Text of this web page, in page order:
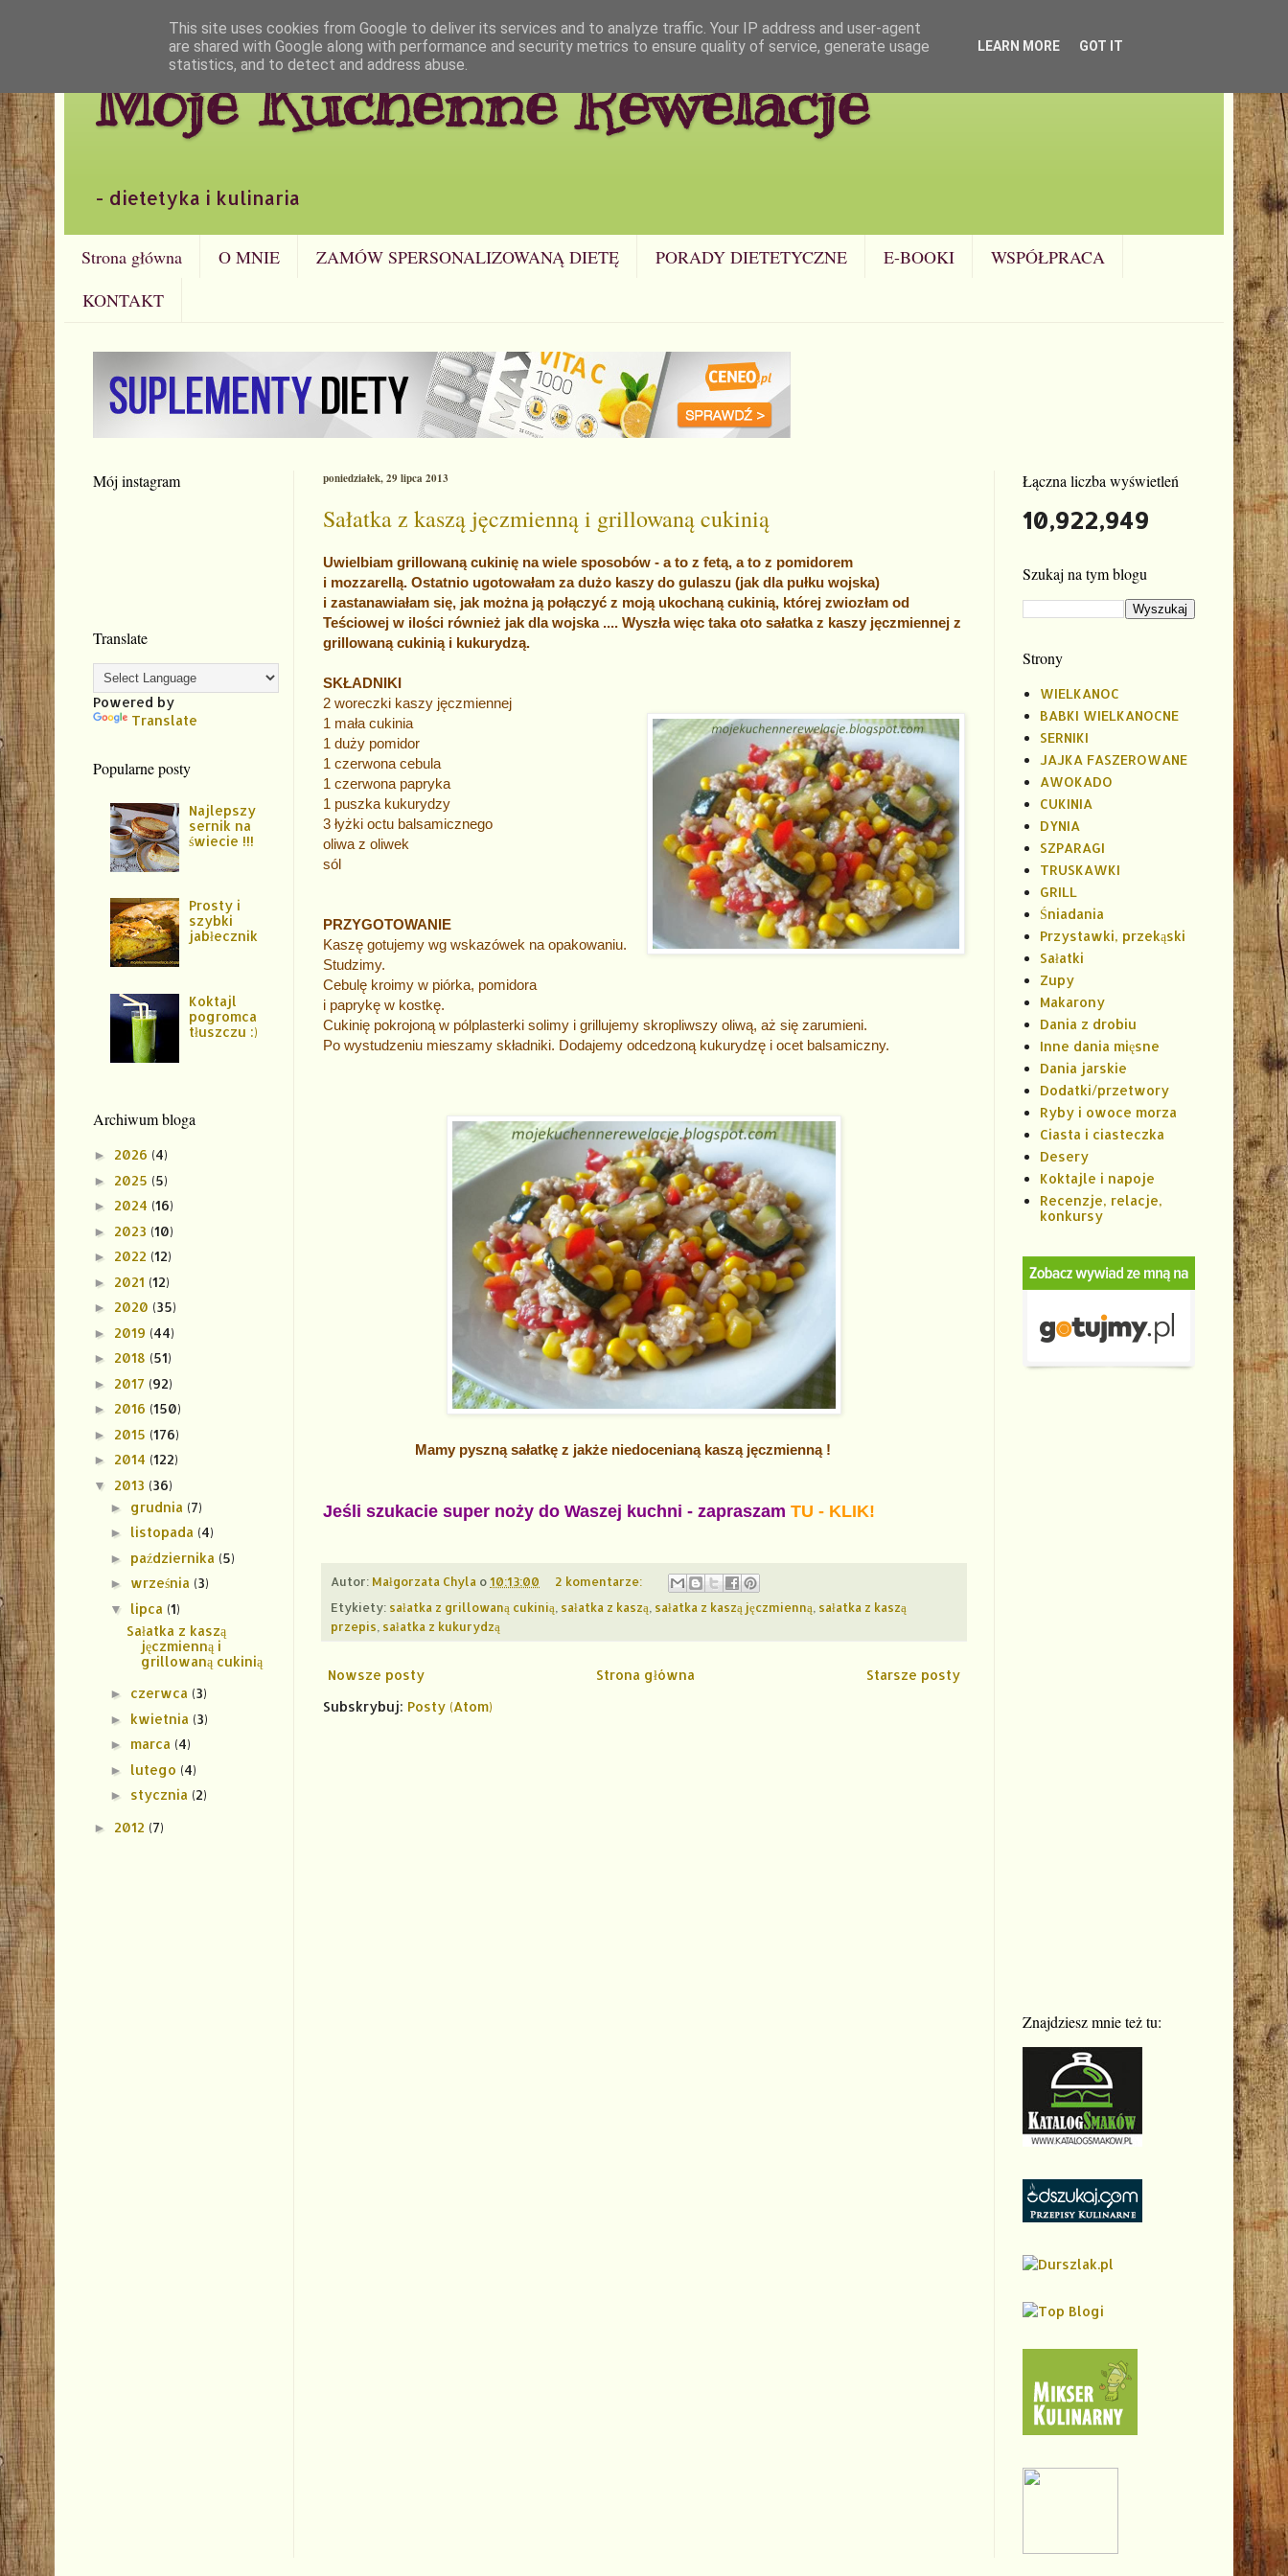
Moje Kuchenne Rewelacje
- dietetyka i kulinaria
Strona główna O MNIE ZAMÓW SPERSONALIZOWANĄ DIETĘ PORADY DIETETYCZNE E-BOOKI
WSPÓŁPRACA
KONTAKT
poniedziałek, 29 lipca 2013
Sałatka z kaszą jęczmienną i grillowaną cukinią
Uwielbiam grillowaną cukinię na wiele sposobów - a to z fetą, a to z pomidorem
i mozzarellą. Ostatnio ugotowałam za dużo kaszy do gulaszu (jak dla pułku wojska)
i zastanawiałam się, jak można ją połączyć z moją ukochaną cukinią, której zwiozłam od
Teściowej w ilości również jak dla wojska .... Wyszła więc taka oto sałatka z kaszy jęczmiennej z
grillowaną cukinią i kukurydzą.
SKŁADNIKI
2 woreczki kaszy jęczmiennej
1 mała cukinia
1 duży pomidor
1 czerwona cebula
1 czerwona papryka
1 puszka kukurydzy
3 łyżki octu balsamicznego
oliwa z oliwek
sól
PRZYGOTOWANIE
Kaszę gotujemy wg wskazówek na opakowaniu.
Studzimy.
Cebulę kroimy w piórka, pomidora
i paprykę w kostkę.
Cukinię pokrojoną w pólplasterki solimy i grillujemy skropliwszy oliwą, aż się zarumieni.
Po wystudzeniu mieszamy składniki. Dodajemy odcedzoną kukurydzę i ocet balsamiczny.
Mamy pyszną sałatkę z jakże niedocenianą kaszą jęczmienną !
Jeśli szukacie super noży do Waszej kuchni - zapraszam TU - KLIK!
Autor: Małgorzata Chyla o 10:13:00
2 komentarze:
Etykiety: sałatka z grillowaną cukinią sałatka z kaszą sałatka z kaszą jęczmienną sałatka z kaszą
przepis sałatka z kukurydzą
Nowsze posty Starsze posty
Strona główna
Subskrybuj: Posty (Atom)
Mój instagram
Translate
Powered by
Translate
Popularne posty
Najlepszy
sernik na
świecie !!!
Prosty i
szybki
jabłecznik
Koktajl
pogromca
tłuszczu :)
Archiwum bloga
► 2026 (4)
► 2025 (5)
► 2024 (16)
► 2023 (10)
► 2022 (12)
► 2021 (12)
► 2020 (35)
► 2019 (44)
► 2018 (51)
► 2017 (92)
► 2016 (150)
► 2015 (176)
► 2014 (122)
▼ 2013 (36)
► grudnia (7)
► listopada (4)
► października (5)
► września (3)
▼ lipca (1)
Sałatka z kaszą
jęczmienną i
grillowaną cukinią
► czerwca (3)
► kwietnia (3)
► marca (4)
► lutego (4)
► stycznia (2)
► 2012 (7)
Łączna liczba wyświetleń
10,922,949
Szukaj na tym blogu
Strony
WIELKANOC
BABKI WIELKANOCNE
SERNIKI
JAJKA FASZEROWANE
AWOKADO
CUKINIA
DYNIA
SZPARAGI
TRUSKAWKI
GRILL
Śniadania
Przystawki, przekąski
Sałatki
Zupy
Makarony
Dania z drobiu
Inne dania mięsne
Dania jarskie
Dodatki/przetwory
Ryby i owoce morza
Ciasta i ciasteczka
Desery
Koktajle i napoje
Recenzje, relacje,
konkursy
Znajdziesz mnie też tu:
This site uses cookies from Google to deliver its services and to analyze traffic. Your IP address and user-agent
are shared with Google along with performance and security metrics to ensure quality of service, generate usage
statistics, and to detect and address abuse.
LEARN MORE GOT IT